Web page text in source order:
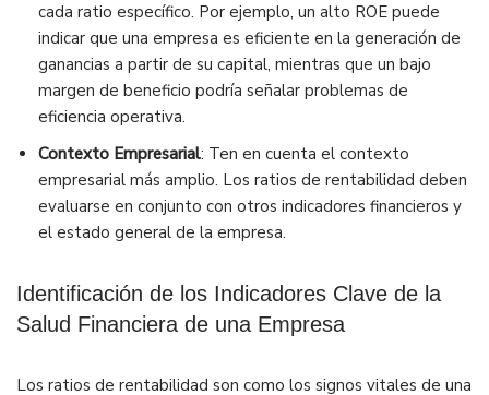
cada ratio específico. Por ejemplo, un alto ROE puede
indicar que una empresa es eficiente en la generación de
ganancias a partir de su capital, mientras que un bajo
margen de beneficio podría señalar problemas de
eficiencia operativa.
Contexto Empresarial: Ten en cuenta el contexto
empresarial más amplio. Los ratios de rentabilidad deben
evaluarse en conjunto con otros indicadores financieros y
el estado general de la empresa.
Identificación de los Indicadores Clave de la
Salud Financiera de una Empresa
Los ratios de rentabilidad son como los signos vitales de una